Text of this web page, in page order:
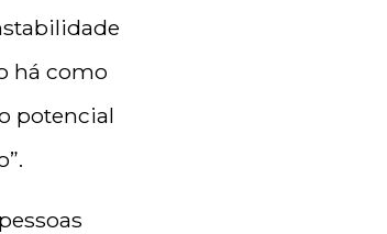
há como
potencial